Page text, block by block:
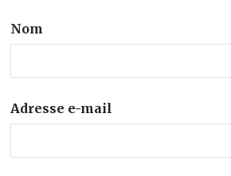
Nom
Adresse e-mail